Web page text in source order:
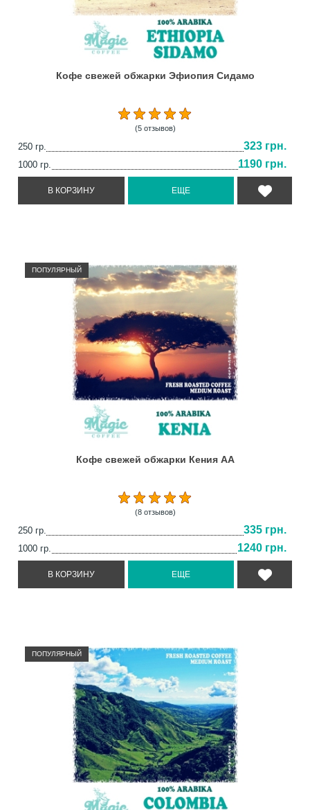
Кофе свежей обжарки Эфиопия Сидамо
(5 отзывов)
250 гр. 323 грн.
1000 гр. 1190 грн.
ПОПУЛЯРНЫЙ
Кофе свежей обжарки Кения АА
(8 отзывов)
250 гр. 335 грн.
1000 гр. 1240 грн.
ПОПУЛЯРНЫЙ